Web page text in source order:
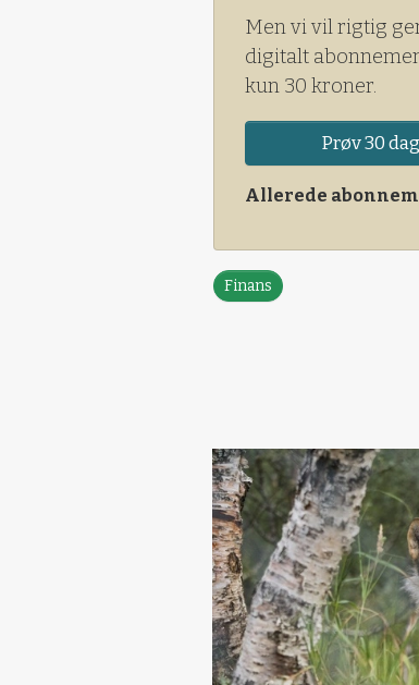
Men vi vil rigtig
digitalt
kun 30 kroner.
Prøv 30
Allerede
Finans